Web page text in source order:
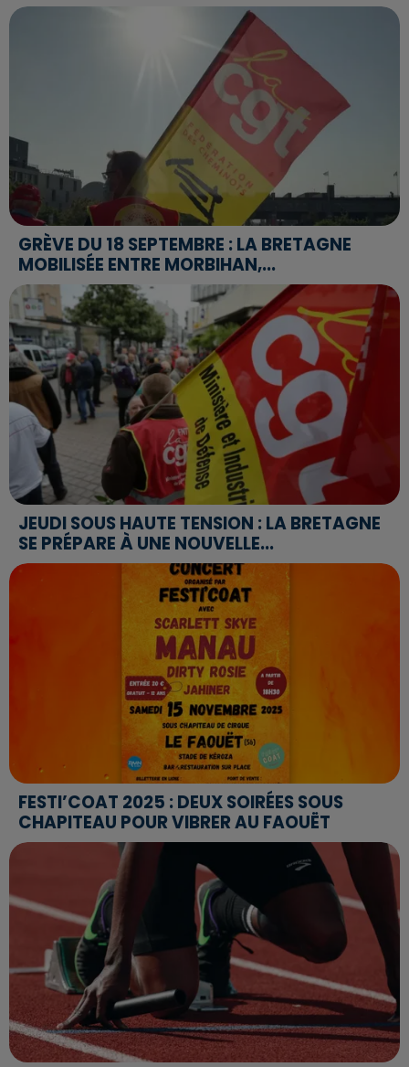
GRÈVE DU 18 SEPTEMBRE : LA BRETAGNE
MOBILISÉE ENTRE MORBIHAN,...
JEUDI SOUS HAUTE TENSION : LA BRETAGNE
SE PRÉPARE À UNE NOUVELLE...
FESTI’COAT 2025 : DEUX SOIRÉES SOUS
CHAPITEAU POUR VIBRER AU FAOUËT